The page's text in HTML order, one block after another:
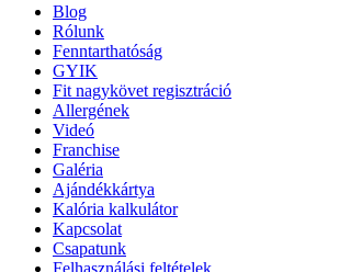
Blog
Rólunk
Fenntarthatóság
GYIK
Fit nagykövet regisztráció
Allergének
Videó
Franchise
Galéria
Ajándékkártya
Kalória kalkulátor
Kapcsolat
Csapatunk
Felhasználási feltételek